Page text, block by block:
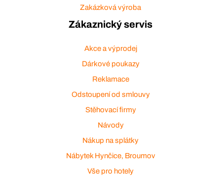
Zakázková výroba
Zákaznický servis
Akce a výprodej
Dárkové poukazy
Reklamace
Odstoupení od smlouvy
Stěhovací firmy
Návody
Nákup na splátky
Nábytek Hynčice, Broumov
Vše pro hotely